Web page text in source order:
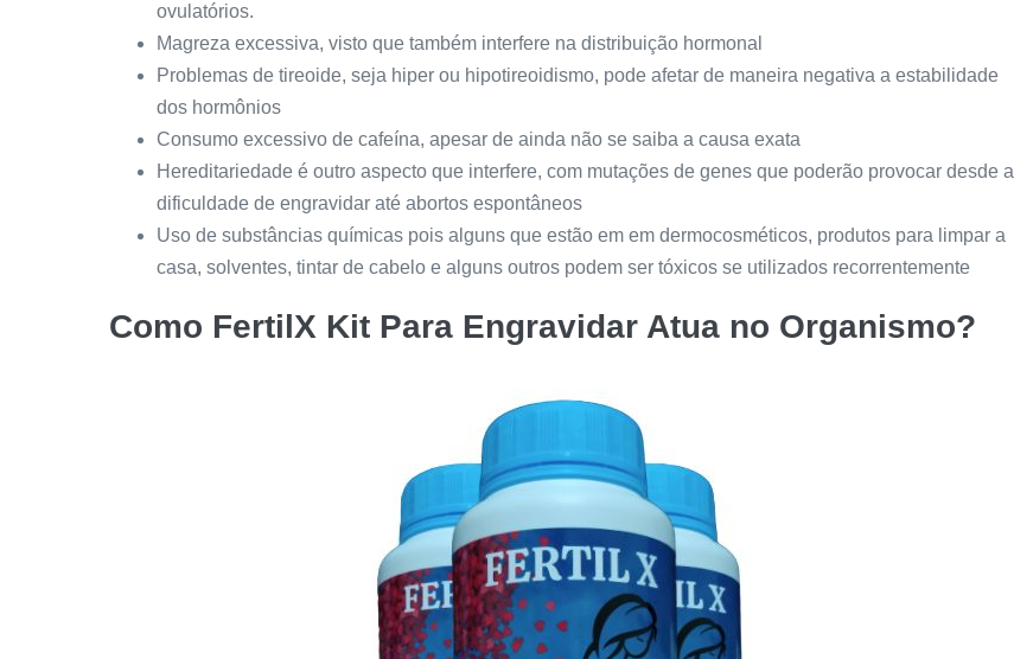
ovulatórios.
Magreza excessiva, visto que também interfere na distribuição hormonal
Problemas de tireoide, seja hiper ou hipotireoidismo, pode afetar de maneira negativa a estabilidade
dos hormônios
Consumo excessivo de cafeína, apesar de ainda não se saiba a causa exata
Hereditariedade é outro aspecto que interfere, com mutações de genes que poderão provocar desde a
dificuldade de engravidar até abortos espontâneos
Uso de substâncias químicas pois alguns que estão em em dermocosméticos, produtos para limpar a
casa, solventes, tintar de cabelo e alguns outros podem ser tóxicos se utilizados recorrentemente
Como FertilX Kit Para Engravidar Atua no Organismo?